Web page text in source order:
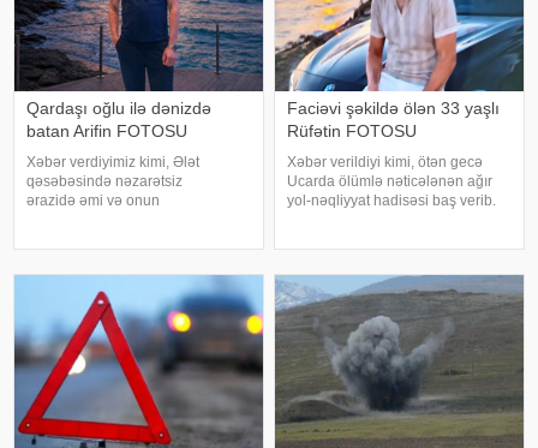
Qardaşı oğlu ilə dənizdə
batan Arifin FOTOSU
Xəbər verdiyimiz kimi, Ələt
qəsəbəsində nəzarətsiz
ərazidə əmi və onun
aidiyyəti üzrə təhvil verilib. 15
yaşlı Əlihəsənov Həsən Asi
Faciəvi şəkildə ölən 33 yaşlı
Rüfətin FOTOSU
Xəbər verildiyi kimi, ötən gecə
Ucarda ölümlə nəticələnən ağır
yol-nəqliyyat hadisəsi baş verib.
qeydə alınıb. Belə ki, hərəkətdə
ola